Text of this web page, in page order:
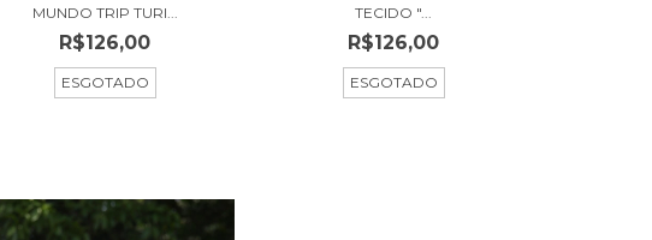
MUNDO TRIP TURI...
R$126,00
ESGOTADO
TECIDO "...
R$126,00
ESGOTADO